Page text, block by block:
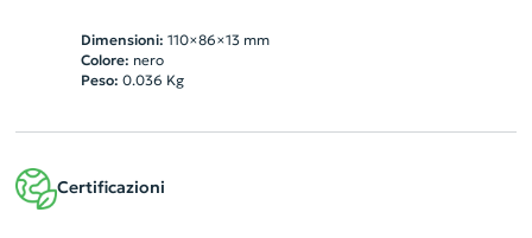
Dimensioni: 110×86×13 mm
Colore: nero
Peso: 0.036 Kg
Certificazioni